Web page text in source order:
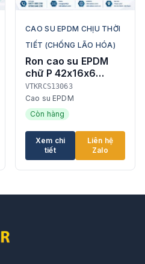
CAO SU EPDM CHỊU THỜI
TIẾT (CHỐNG LÃO HÓA)
Ron cao su EPDM
chữ P 42x16x6
chống nước, chống
bụi Bắc Ninh
VTKRCS13063
Cao su EPDM
Còn hàng
Xem chi
tiết
Liên hệ
Zalo